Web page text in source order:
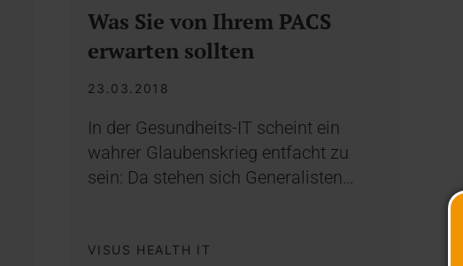
Was Sie von Ihrem PACS
erwarten sollten
23.03.2018
In der Gesundheits-IT scheint ein
wahrer Glaubenskrieg entfacht zu
sein: Da stehen sich Generalisten…
VISUS HEALTH IT